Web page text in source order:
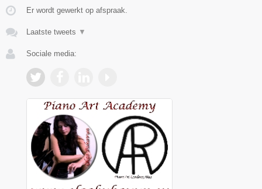
Er wordt gewerkt op afspraak.
Laatste tweets ▼
Sociale media: